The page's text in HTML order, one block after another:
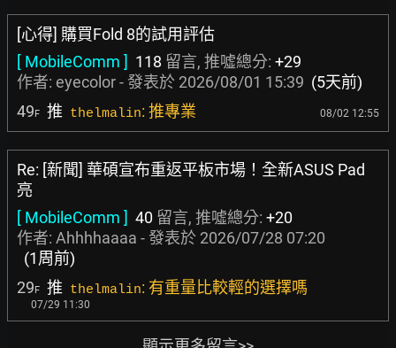
[心得] 購買Fold 8的試用評估
[ MobileComm ] 118 留言, 推噓總分: +29
作者: eyecolor- 發表於 2026/08/01 15:39 (5天前)
49F 推 thelmalin: 推專業 08/02 12:55
Re: [新聞] 華碩宣布重返平板市場！全新ASUS Pad
亮
[ MobileComm ] 40 留言, 推噓總分: +20
作者: Ahhhhaaaa - 發表於 2026/07/28 07:20
(1周前)
29F 推 thelmalin: 有重量比較輕的選擇嗎
07/29 11:30